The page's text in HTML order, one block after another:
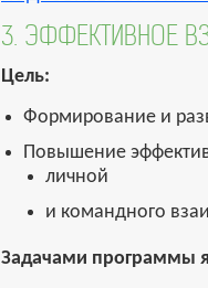
3. ЭФФЕКТИВНОЕ
Цель:
Формирование и
Повышение
личной
и командного
Задачами программы